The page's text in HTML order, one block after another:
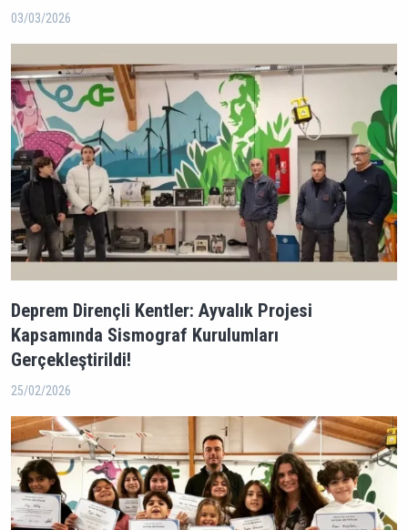
03/03/2026
Deprem Dirençli Kentler: Ayvalık Projesi
Kapsamında Sismograf Kurulumları
Gerçekleştirildi!
25/02/2026